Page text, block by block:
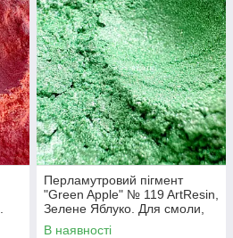
Перламутровий пігмент
"Green Apple" № 119 ArtResin,
Зелене Яблуко. Для смоли,
25 мл
В наявності